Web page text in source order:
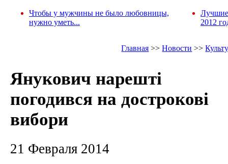
Чтобы у мужчины не было любовницы,
нужно уметь...
Лучшие
2012
Главная >>Новости >>
Янукович нарешті
погодився на дострокові
вибори
21 Февраля 2014